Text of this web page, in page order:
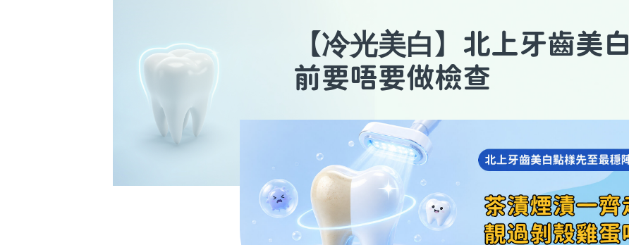
【冷光美白 】北上牙齒美白
前要唔要做檢查